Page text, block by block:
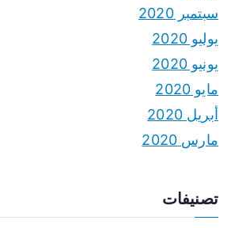
سبتمبر 2020
يوليو 2020
يونيو 2020
مايو 2020
أبريل 2020
مارس 2020
تصنيفات